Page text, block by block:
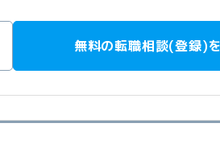
無料の転職相談(登録)